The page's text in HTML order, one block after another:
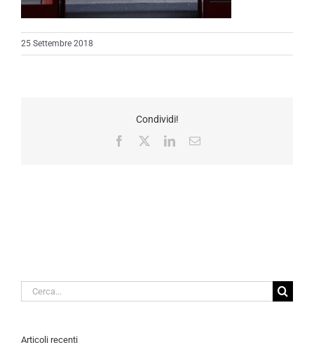
25 Settembre 2018
Condividi!
Facebook
LinkedInEmail
Cerca
Articoli recenti